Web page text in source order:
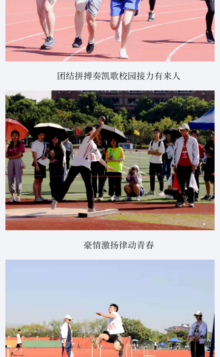
团结拼搏奏凯歌校园接力有来人
豪情激扬律动青春